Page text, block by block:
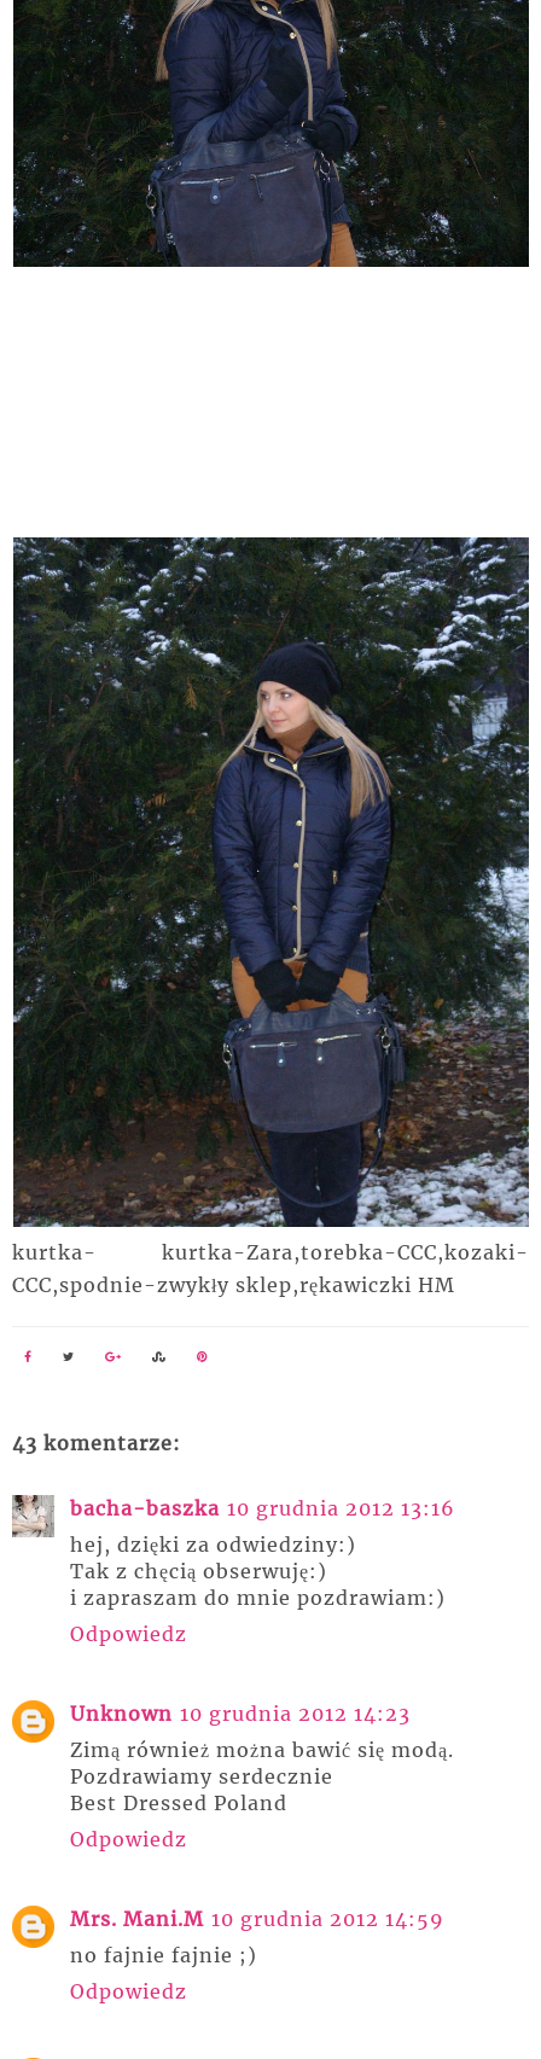
kurtka- kurtka-Zara,torebka-CCC,kozaki-
CCC,spodnie-zwykły sklep,rękawiczki HM
43 komentarze:
bacha-baszka 10 grudnia 2012 13:16
hej, dzięki za odwiedziny:)
Tak z chęcią obserwuję:)
i zapraszam do mnie pozdrawiam:)
Odpowiedz
Unknown 10 grudnia 2012 14:23
Zimą również można bawić się modą.
Pozdrawiamy serdecznie
Best Dressed Poland
Odpowiedz
Mrs. Mani.M 10 grudnia 2012 14:59
no fajnie fajnie ;)
Odpowiedz